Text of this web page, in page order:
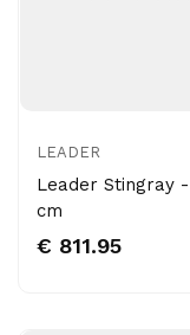
LEADER
Leader Stingray
cm
€ 811.95